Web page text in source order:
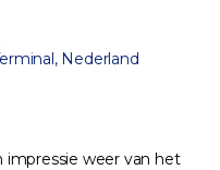
Nederland
weer van het